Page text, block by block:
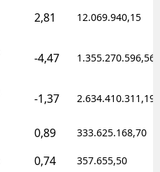
2,81 12.069.940,15
-4,47 1.355.270.596,56
-1,37 2.634.410.311,19
0,89 333.625.168,70
0,74 357.655,50